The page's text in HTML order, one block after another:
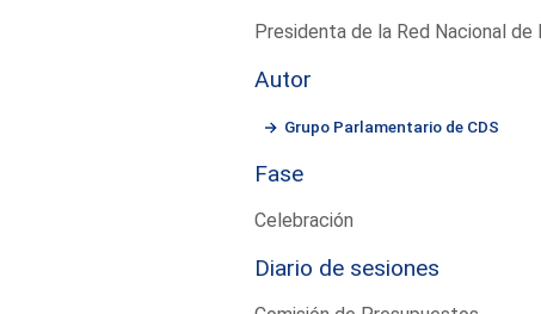
Presidenta de la Red Nacional de
Autor
Grupo Parlamentario de CDS
Fase
Celebración
Diario de sesiones